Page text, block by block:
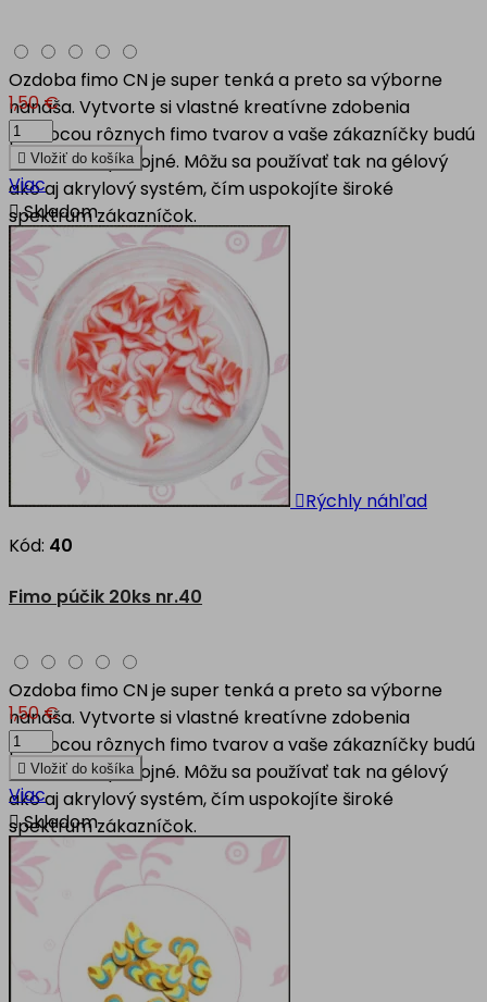
Ozdoba fimo CN je super tenká a preto sa výborne
nanáša. Vytvorte si vlastné kreatívne zdobenia
pomocou rôznych fimo tvarov a vaše zákazníčky budú
nad mieru spokojné. Môžu sa používať tak na gélový
ako aj akrylový systém, čím uspokojíte široké
spektrum zákazníčok.
1,50 €
 Vložiť do košíka
Viac
Skladom
Rýchly náhľad
Kód: 40
Fimo púčik 20ks nr.40
Ozdoba fimo CN je super tenká a preto sa výborne
nanáša. Vytvorte si vlastné kreatívne zdobenia
pomocou rôznych fimo tvarov a vaše zákazníčky budú
nad mieru spokojné. Môžu sa používať tak na gélový
ako aj akrylový systém, čím uspokojíte široké
spektrum zákazníčok.
1,50 €
 Vložiť do košíka
Viac
Skladom